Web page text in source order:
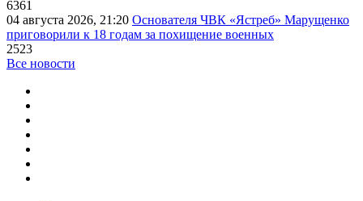
6361
04 августа 2026, 21:20 Основателя ЧВК «Ястреб» Марущенко
приговорили к 18 годам за похищение военных
2523
Все новости